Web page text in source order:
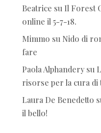
Beatrice su Il Forest
online il 5-7-18.
Mimmo su Nido di
fare
Paola Alphanderysu
risorse per la cura di
Laura De Benedetto
il bello!